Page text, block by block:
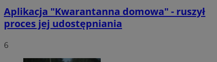
Aplikacja "Kwarantanna domowa" - ruszył
proces jej udostępniania
6